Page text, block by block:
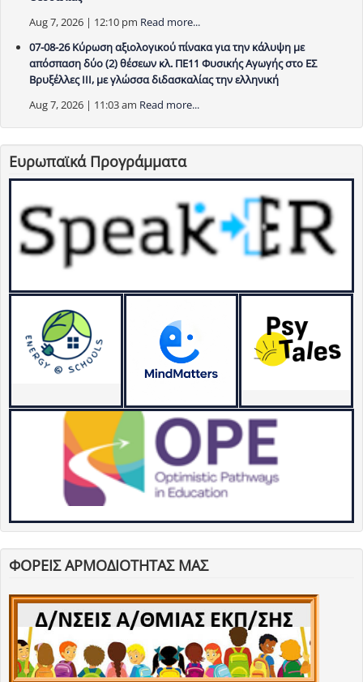
Aug 7, 2026 | 12:10 pm Read more...
07-08-26 Κύρωση αξιολογικού πίνακα για την κάλυψη με
απόσπαση δύο (2) θέσεων κλ. ΠΕ11 Φυσικής Αγωγής στο ΕΣ
Βρυξέλλες ΙΙΙ, με γλώσσα διδασκαλίας την ελληνική
Aug 7, 2026 | 11:03 am Read more...
Ευρωπαϊκά Προγράμματα
ΦΟΡΕΙΣ ΑΡΜΟΔΙΟΤΗΤΑΣ ΜΑΣ